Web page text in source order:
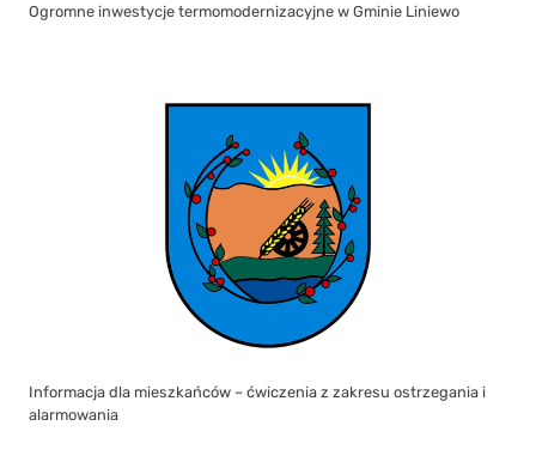
Ogromne inwestycje termomodernizacyjne w Gminie Liniewo
Informacja dla mieszkańców – ćwiczenia z zakresu ostrzegania i
alarmowania